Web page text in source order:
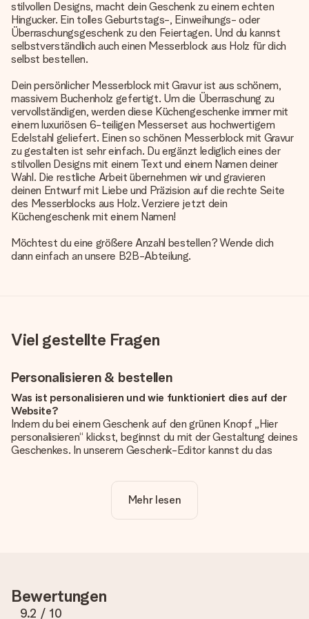
stilvollen Designs, macht dein Geschenk zu einem echten
Hingucker. Ein tolles Geburtstags-, Einweihungs- oder
Überraschungsgeschenk zu den Feiertagen. Und du kannst
selbstverständlich auch einen Messerblock aus Holz für dich
selbst bestellen.
Dein persönlicher Messerblock mit Gravur ist aus schönem,
massivem Buchenholz gefertigt. Um die Überraschung zu
vervollständigen, werden diese Küchengeschenke immer mit
einem luxuriösen 6-teiligen Messerset aus hochwertigem
Edelstahl geliefert. Einen so schönen Messerblock mit Gravur
zu gestalten ist sehr einfach. Du ergänzt lediglich eines der
stilvollen Designs mit einem Text und einem Namen deiner
Wahl. Die restliche Arbeit übernehmen wir und gravieren
deinen Entwurf mit Liebe und Präzision auf die rechte Seite
des Messerblocks aus Holz. Verziere jetzt dein
Küchengeschenk mit einem Namen!
Möchtest du eine größere Anzahl bestellen? Wende dich
dann einfach an unsere B2B-Abteilung.
Viel gestellte Fragen
Personalisieren & bestellen
Was ist personalisieren und wie funktioniert dies auf der
Website?
Indem du bei einem Geschenk auf den grünen Knopf „Hier
personalisieren“ klickst, beginnst du mit der Gestaltung deines
Geschenkes. In unserem Geschenk-Editor kannst du das
noch eines unserer angebotenen Designs, um deinem
Geschenk die perfekte Ausstrahlung zu verleihen.
Wir möchten sicherstellen, dass du mit deinem Geschenk
rundum zufrieden bist. Deshalb ist es wichtig, qualitativ
Mehr lesen
Bewertungen
9.2 / 10